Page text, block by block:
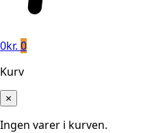
0kr. 0
Kurv
×
Ingen varer i kurven.